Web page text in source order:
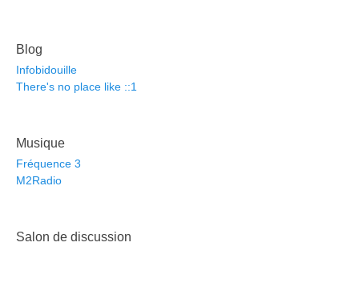
Blog
Infobidouille
There's no place like ::1
Musique
Fréquence 3
M2Radio
Salon de discussion